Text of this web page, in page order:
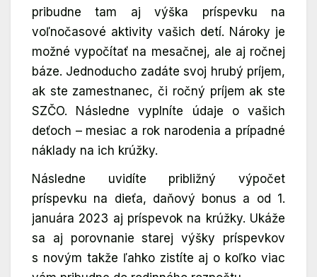
pribudne tam aj výška príspevku na
voľnočasové aktivity vašich detí. Nároky je
možné vypočítať na mesačnej, ale aj ročnej
báze. Jednoducho zadáte svoj hrubý príjem,
ak ste zamestnanec, či ročný príjem ak ste
SZČO. Následne vyplníte údaje o vašich
deťoch – mesiac a rok narodenia a prípadné
náklady na ich krúžky.
Následne uvidíte približný výpočet
príspevku na dieťa, daňový bonus a od 1.
januára 2023 aj príspevok na krúžky. Ukáže
sa aj porovnanie starej výšky príspevkov
s novým takže ľahko zistíte aj o koľko viac